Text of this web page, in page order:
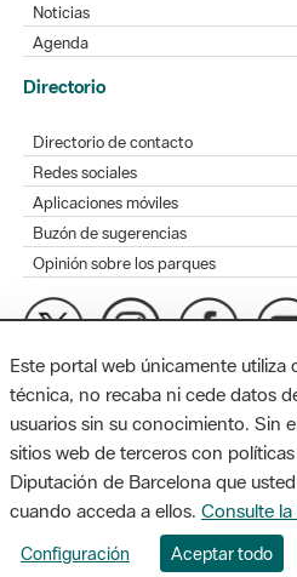
Noticias
Agenda
Directorio
Directorio de contacto
Redes sociales
Aplicaciones móviles
Buzón de sugerencias
Opinión sobre los parques
MAPA WEB
Diputación de Barcelona. Edifici
08005 Barcelona. Tel. 934 022 428 /
Este portal web únicamente
técnica, no recaba ni cede datos
usuarios sin su conocimiento. Sin
sitios web de terceros con
Diputación de Barcelona que
cuando acceda a ellos. Consulte
Configuración Aceptar todo